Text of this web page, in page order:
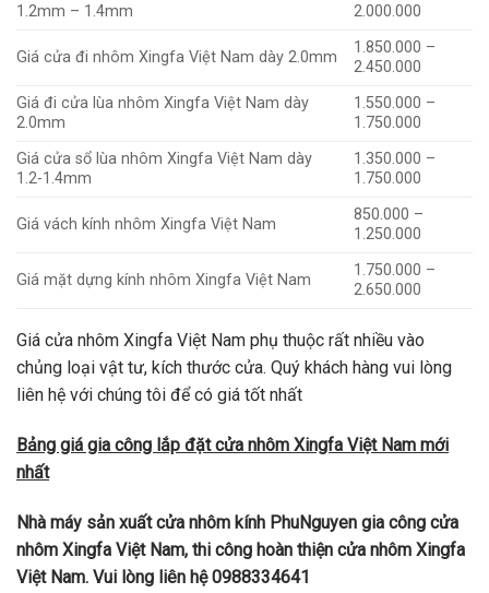
1.2mm – 1.4mm
2.000.000
Giá cửa đi nhôm Xingfa Việt Nam dày 2.0mm
1.850.000 –
2.450.000
Giá đi cửa lùa nhôm Xingfa Việt Nam dày
2.0mm
1.550.000 –
1.750.000
Giá cửa sổ lùa nhôm Xingfa Việt Nam dày
1.2-1.4mm
1.350.000 –
1.750.000
Giá vách kính nhôm Xingfa Việt Nam
850.000 –
1.250.000
Giá mặt dựng kính nhôm Xingfa Việt Nam
1.750.000 –
2.650.000
Giá cửa nhôm Xingfa Việt Nam phụ thuộc rất nhiều vào
chủng loại vật tư, kích thước cửa. Quý khách hàng vui lòng
liên hệ với chúng tôi để có giá tốt nhất
Bảng giá gia công lắp đặt cửa nhôm Xingfa Việt Nam mới
nhất
Nhà máy sản xuất cửa nhôm kính PhuNguyen gia công cửa
nhôm Xingfa Việt Nam, thi công hoàn thiện cửa nhôm Xingfa
Việt Nam. Vui lòng liên hệ 0988334641